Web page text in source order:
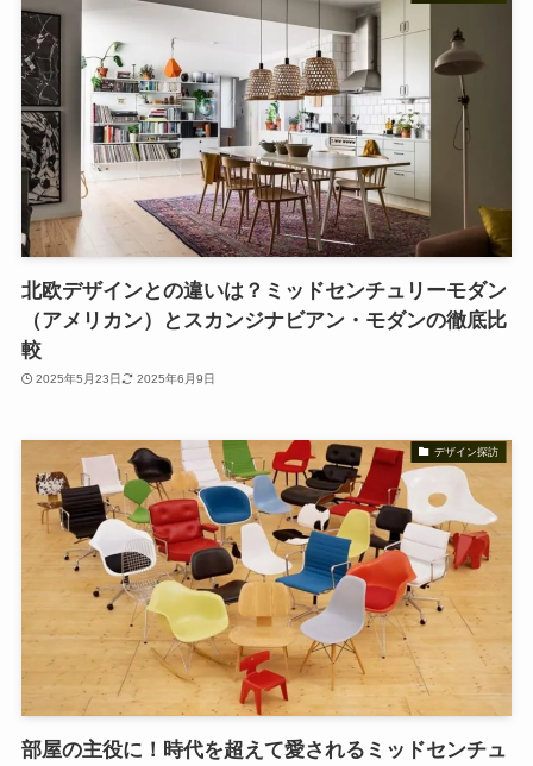
北欧デザインとの違いは？ミッドセンチュリーモダン
（アメリカン）とスカンジナビアン・モダンの徹底比
較
2025年5月23日 2025年6月9日
デザイン探訪
部屋の主役に！時代を超えて愛されるミッドセンチュ